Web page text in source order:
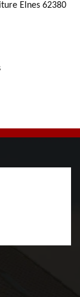
Elnes 62380